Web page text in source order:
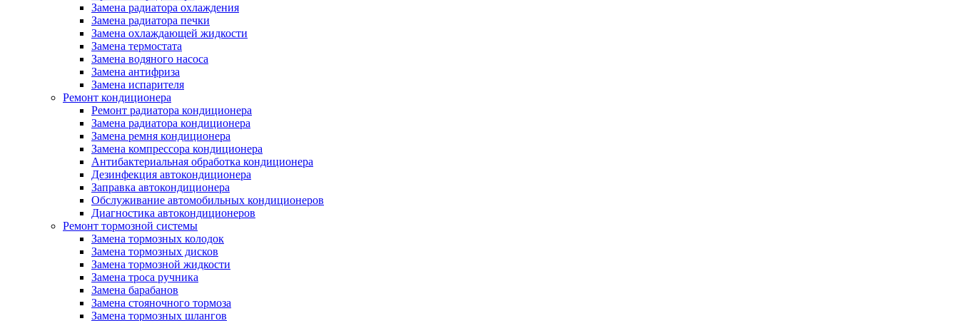
Замена радиатора охлаждения
Замена радиатора печки
Замена охлаждающей жидкости
Замена термостата
Замена водяного насоса
Замена антифриза
Замена испарителя
Ремонт кондиционера
Ремонт радиатора кондиционера
Замена радиатора кондиционера
Замена ремня кондиционера
Замена компрессора кондиционера
Антибактериальная обработка кондиционера
Дезинфекция автокондиционера
Заправка автокондиционера
Обслуживание автомобильных кондиционеров
Диагностика автокондиционеров
Ремонт тормозной системы
Замена тормозных колодок
Замена тормозных дисков
Замена тормозной жидкости
Замена троса ручника
Замена барабанов
Замена стояночного тормоза
Замена тормозных шлангов